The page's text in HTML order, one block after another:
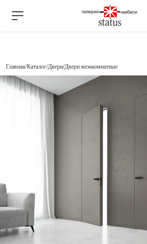
Главная Каталог Двери Двери межкомнатные